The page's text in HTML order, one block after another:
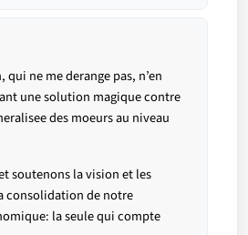
ne me derange pas, n’en
une solution magique contre
des moeurs au niveau
soutenons la vision et les
consolidation de notre
la seule qui compte